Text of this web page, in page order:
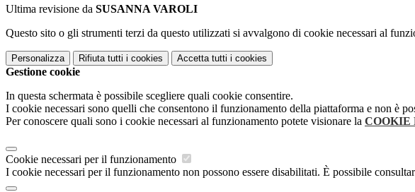
Ultima revisione da SUSANNA VAROLI
Questo sito o gli strumenti terzi da questo utilizzati si avvalgono di cookie necessari al
Personalizza Rifiuta tutti i cookies Accetta tutti i cookies
Gestione cookie
In questa schermata è possibile scegliere quali cookie consentire.
I cookie necessari sono quelli che consentono il funzionamento della piattaforma e non è
Per conoscere quali sono i cookie necessari al funzionamento potete visionare la COOKIE
Cookie necessari per il funzionamento
I cookie necessari per il funzionamento non possono essere disabilitati. È possibile